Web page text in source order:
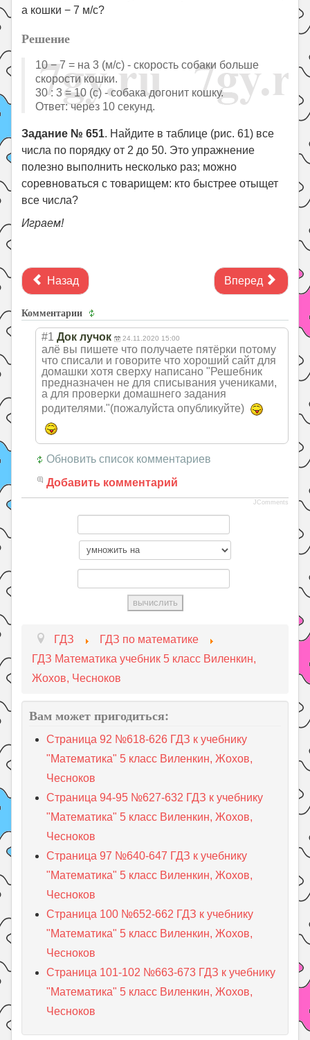
а кошки − 7 м/с?
Решение
10 − 7 = на 3 (м/с) - скорость собаки больше
скорости кошки.
30 : 3 = 10 (с) - собака догонит кошку.
Ответ: через 10 секунд.
Задание № 651. Найдите в таблице (рис. 61) все
числа по порядку от 2 до 50. Это упражнение
полезно выполнить несколько раз; можно
соревноваться с товарищем: кто быстрее отыщет
все числа?
Играем!
Назад Вперед
Комментарии
#1 Док лучок 24.11.2020 15:00
алё вы пишете что получаете пятёрки потому
что списали и говорите что хороший сайт для
домашки хотя сверху написано "Решебник
предназначен не для списывания учениками,
а для проверки домашнего задания
родителями."(пожалуйста опубликуйте)
Обновить список комментариев
Добавить комментарий
JComments
ГДЗ
ГДЗ по математике
ГДЗ Математика учебник 5 класс Виленкин,
Жохов, Чесноков
Вам может пригодиться:
Страница 92 №618-626 ГДЗ к учебнику
"Математика" 5 класс Виленкин, Жохов,
Чесноков
Страница 94-95 №627-632 ГДЗ к учебнику
"Математика" 5 класс Виленкин, Жохов,
Чесноков
Страница 97 №640-647 ГДЗ к учебнику
"Математика" 5 класс Виленкин, Жохов,
Чесноков
Страница 100 №652-662 ГДЗ к учебнику
"Математика" 5 класс Виленкин, Жохов,
Чесноков
Страница 101-102 №663-673 ГДЗ к учебнику
"Математика" 5 класс Виленкин, Жохов,
Чесноков